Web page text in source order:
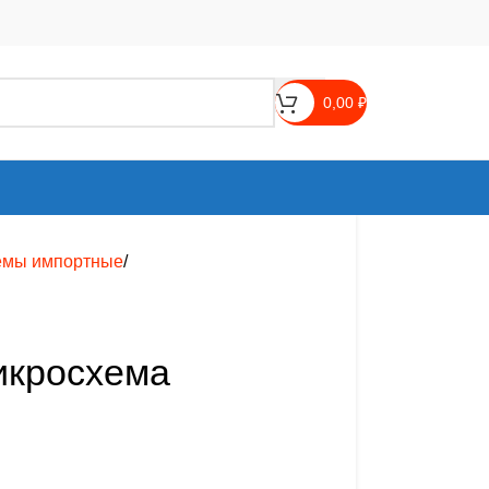
0,00 ₽
импортные